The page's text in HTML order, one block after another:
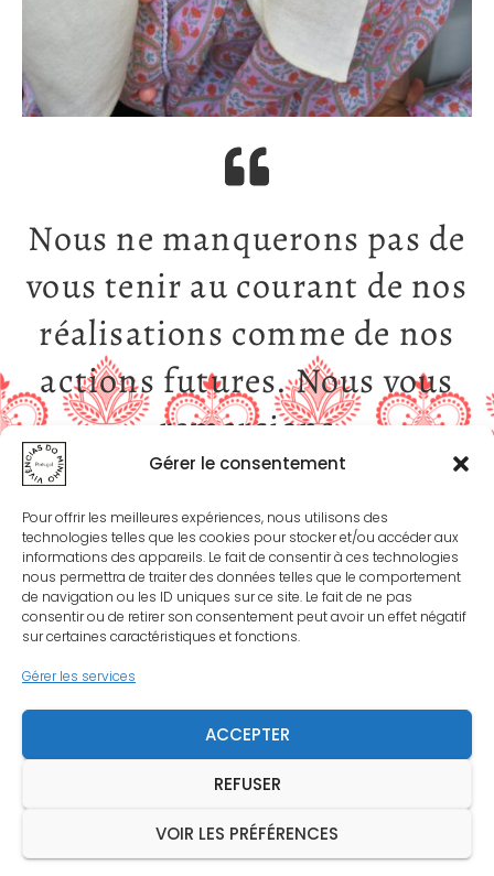
Gérer le consentement
Pour offrir les meilleures expériences, nous utilisons des
technologies telles que les cookies pour stocker et/ou accéder aux
informations des appareils. Le fait de consentir à ces technologies
nous permettra de traiter des données telles que le comportement
de navigation ou les ID uniques sur ce site. Le fait de ne pas
consentir ou de retirer son consentement peut avoir un effet négatif
sur certaines caractéristiques et fonctions.
Gérer les services
ACCEPTER
REFUSER
VOIR LES PRÉFÉRENCES
Nous ne manquerons pas de
vous tenir au courant de nos
réalisations comme de nos
actions futures. Nous vous
remercions
chaleureusement de votre
soutien financier.
Association Vivências do Minho
MUITO OBRIGADO
Hestia | Développé parThemeIsle